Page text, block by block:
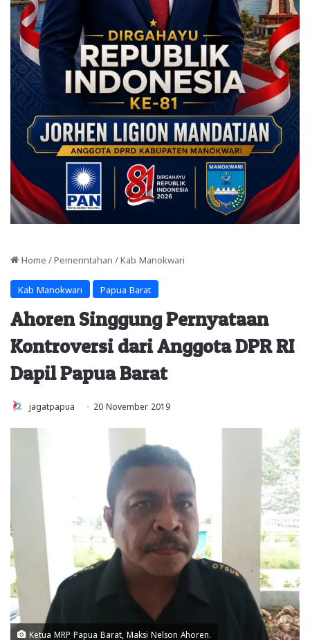
Home / Pemerintahan / Kab Manokwari
Kab Manokwari Papua Barat
Ahoren Singgung Pernyataan
Kontroversi dari Anggota DPR RI
Dapil Papua Barat
jagatpapua 20 November 2019
Ketua MRP Papua Barat, Maksi Nelson Ahoren.